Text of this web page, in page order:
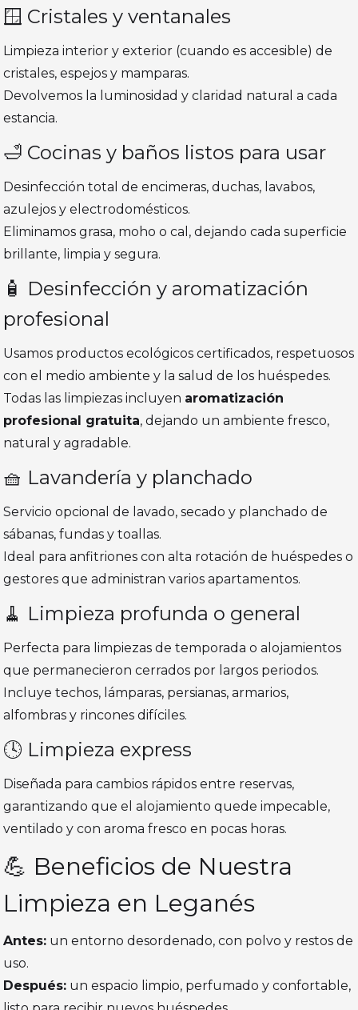
🪟 Cristales y ventanales
Limpieza interior y exterior (cuando es accesible) de
cristales, espejos y mamparas.
Devolvemos la luminosidad y claridad natural a cada
estancia.
🛁 Cocinas y baños listos para usar
Desinfección total de encimeras, duchas, lavabos,
azulejos y electrodomésticos.
Eliminamos grasa, moho o cal, dejando cada superficie
brillante, limpia y segura.
🧴 Desinfección y aromatización
profesional
Usamos productos ecológicos certificados, respetuosos
con el medio ambiente y la salud de los huéspedes.
Todas las limpiezas incluyen aromatización
profesional gratuita, dejando un ambiente fresco,
natural y agradable.
🧺 Lavandería y planchado
Servicio opcional de lavado, secado y planchado de
sábanas, fundas y toallas.
Ideal para anfitriones con alta rotación de huéspedes o
gestores que administran varios apartamentos.
🧹 Limpieza profunda o general
Perfecta para limpiezas de temporada o alojamientos
que permanecieron cerrados por largos periodos.
Incluye techos, lámparas, persianas, armarios,
alfombras y rincones difíciles.
🕓 Limpieza express
Diseñada para cambios rápidos entre reservas,
garantizando que el alojamiento quede impecable,
ventilado y con aroma fresco en pocas horas.
💪 Beneficios de Nuestra
Limpieza en Leganés
Antes: un entorno desordenado, con polvo y restos de
uso.
Después: un espacio limpio, perfumado y confortable,